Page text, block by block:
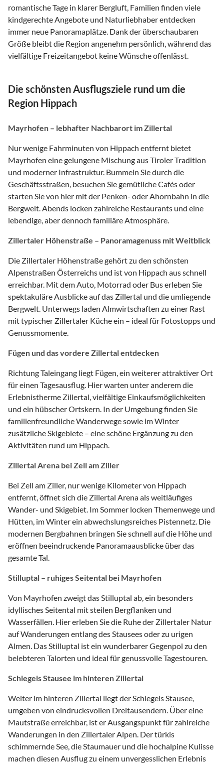
romantische Tage in klarer Bergluft, Familien finden viele
kindgerechte Angebote und Naturliebhaber entdecken
immer neue Panoramaplätze. Dank der überschaubaren
Größe bleibt die Region angenehm persönlich, während das
vielfältige Freizeitangebot keine Wünsche offenlässt.
Die schönsten Ausflugsziele rund um die
Region Hippach
Mayrhofen – lebhafter Nachbarort im Zillertal
Nur wenige Fahrminuten von Hippach entfernt bietet
Mayrhofen eine gelungene Mischung aus Tiroler Tradition
und moderner Infrastruktur. Bummeln Sie durch die
Geschäftsstraßen, besuchen Sie gemütliche Cafés oder
starten Sie von hier mit der Penken- oder Ahornbahn in die
Bergwelt. Abends locken zahlreiche Restaurants und eine
lebendige, aber dennoch familiäre Atmosphäre.
Zillertaler Höhenstraße – Panoramagenuss mit Weitblick
Die Zillertaler Höhenstraße gehört zu den schönsten
Alpenstraßen Österreichs und ist von Hippach aus schnell
erreichbar. Mit dem Auto, Motorrad oder Bus erleben Sie
spektakuläre Ausblicke auf das Zillertal und die umliegende
Bergwelt. Unterwegs laden Almwirtschaften zu einer Rast
mit typischer Zillertaler Küche ein – ideal für Fotostopps und
Genussmomente.
Fügen und das vordere Zillertal entdecken
Richtung Taleingang liegt Fügen, ein weiterer attraktiver Ort
für einen Tagesausflug. Hier warten unter anderem die
Erlebnistherme Zillertal, vielfältige Einkaufsmöglichkeiten
und ein hübscher Ortskern. In der Umgebung finden Sie
familienfreundliche Wanderwege sowie im Winter
zusätzliche Skigebiete – eine schöne Ergänzung zu den
Aktivitäten rund um Hippach.
Zillertal Arena bei Zell am Ziller
Bei Zell am Ziller, nur wenige Kilometer von Hippach
entfernt, öffnet sich die Zillertal Arena als weitläufiges
Wander- und Skigebiet. Im Sommer locken Themenwege und
Hütten, im Winter ein abwechslungsreiches Pistennetz. Die
modernen Bergbahnen bringen Sie schnell auf die Höhe und
eröffnen beeindruckende Panoramaausblicke über das
gesamte Tal.
Stilluptal – ruhiges Seitental bei Mayrhofen
Von Mayrhofen zweigt das Stilluptal ab, ein besonders
idyllisches Seitental mit steilen Bergflanken und
Wasserfällen. Hier erleben Sie die Ruhe der Zillertaler Natur
auf Wanderungen entlang des Stausees oder zu urigen
Almen. Das Stilluptal ist ein wunderbarer Gegenpol zu den
belebteren Talorten und ideal für genussvolle Tagestouren.
Schlegeis Stausee im hinteren Zillertal
Weiter im hinteren Zillertal liegt der Schlegeis Stausee,
umgeben von eindrucksvollen Dreitausendern. Über eine
Mautstraße erreichbar, ist er Ausgangspunkt für zahlreiche
Wanderungen in den Zillertaler Alpen. Der türkis
schimmernde See, die Staumauer und die hochalpine Kulisse
machen diesen Ausflug zu einem unvergesslichen Erlebnis